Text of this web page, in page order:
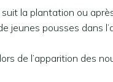
la plantation ou
jeunes pousses dans
de l’apparition des